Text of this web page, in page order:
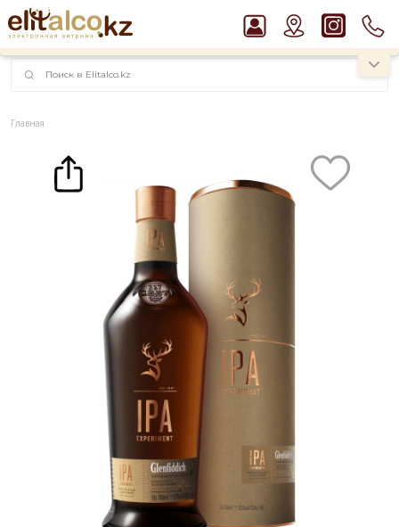
наименований!
instagram.com/rojo.kz
Рекомендуем
Джин Gordon`s London Dry Gin 37,5%
Ром Captain Morgan White 37,5%
Пиво Guinness Draught 4,2% Can
Виски Talisker 10 YO Malt 45,8% in Box
Водка Smirnoff Red Vodka 37,5%
Главная